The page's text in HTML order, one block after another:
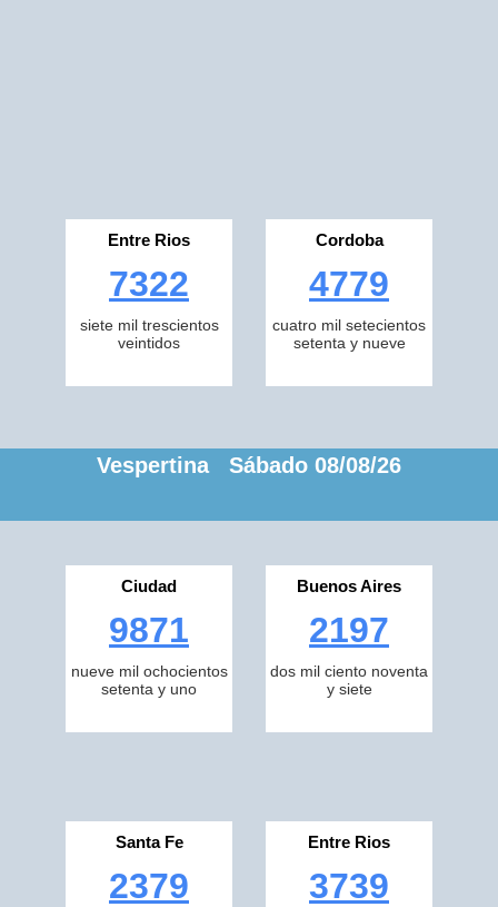
Entre Rios
7322
siete mil trescientos
veintidos
Cordoba
4779
cuatro mil setecientos
setenta y nueve
Vespertina Sábado 08/08/26
Ciudad
9871
nueve mil ochocientos
setenta y uno
Buenos Aires
2197
dos mil ciento noventa
y siete
Santa Fe
2379
Entre Rios
3739